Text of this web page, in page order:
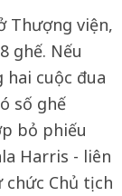
Thượng viện,
ghế. Nếu
cuộc đua
số ghế
bỏ phiếu
Harris - liên
chức Chủ tịch